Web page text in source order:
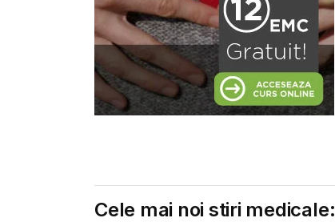
Cele mai noi stiri medicale: